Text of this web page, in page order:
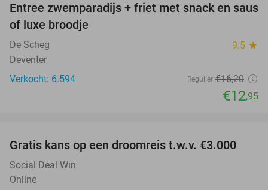
20%
Entree zwemparadijs + friet met snack en saus
of luxe broodje
De Scheg 9.5 star
Deventer
Verkocht: 6.594
Regulier €16,20
€12,95
Gratis kans op een droomreis t.w.v. €3.000
Social Deal Win
Online